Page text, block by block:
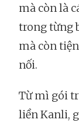
mà còn là
trong từng
mà còn
nối.
Từ mì gói
liền Kanli,